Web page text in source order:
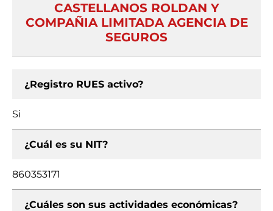
CASTELLANOS ROLDAN Y
COMPAÑIA LIMITADA AGENCIA DE
SEGUROS
¿Registro RUES activo?
Si
¿Cuál es su NIT?
860353171
¿Cuáles son sus actividades económicas?